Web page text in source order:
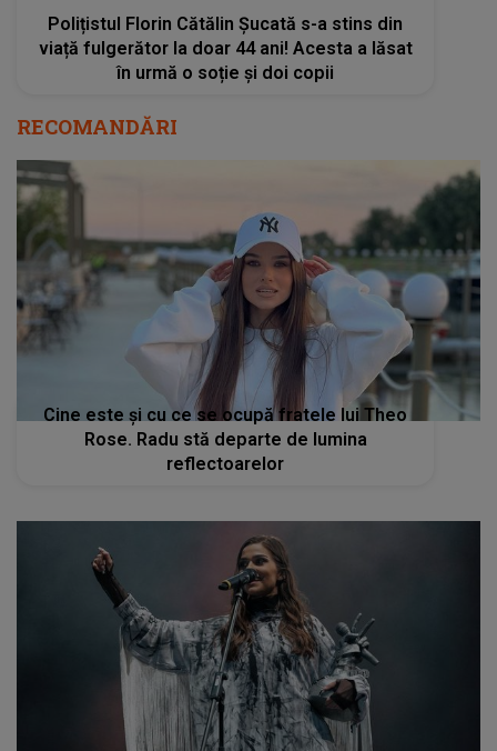
Polițistul Florin Cătălin Șucată s-a stins din
viață fulgerător la doar 44 ani! Acesta a lăsat
în urmă o soție și doi copii
RECOMANDĂRI
Cine este și cu ce se ocupă fratele lui Theo
Rose. Radu stă departe de lumina
reflectoarelor